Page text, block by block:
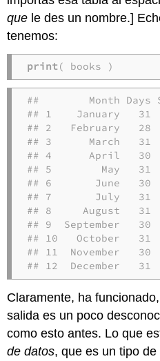
que le des un nombre.]
tenemos:
print( books )
##        Month Days
## 1    January
## 2   February
## 3      March
## 4      April
## 5        May
## 6       June
## 7       July
## 8     August
## 9  September
## 10   October
## 11  November
## 12  December
Claramente, ha
salida es un poco
como esto antes. Lo que
de datos, que es un tipo